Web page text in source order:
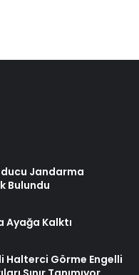
Jandarma
Bulundu
Ayağa Kalktı
Halterci Görme Engelli